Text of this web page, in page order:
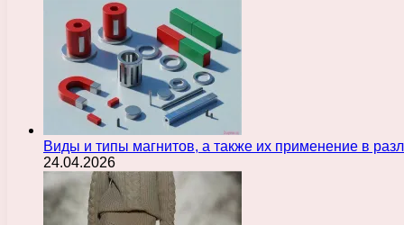
Виды и типы магнитов, а также их применение в
24.04.2026